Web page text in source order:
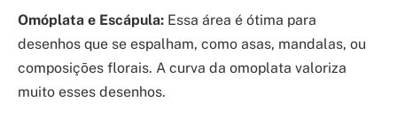
Omóplata e Escápula: Essa área é ótima para
desenhos que se espalham, como asas, mandalas, ou
composições florais. A curva da omoplata valoriza
muito esses desenhos.